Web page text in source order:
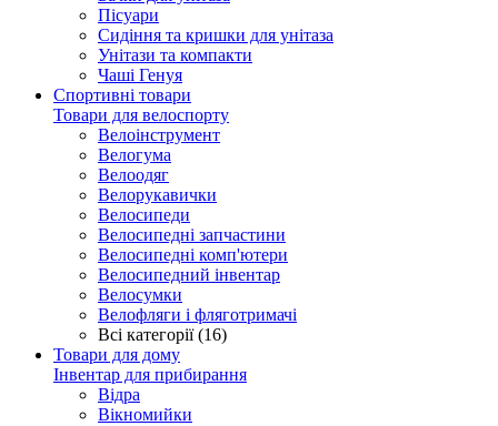
Пісуари
Сидіння та кришки для унітаза
Унітази та компакти
Чаші Генуя
Спортивні товари
Товари для велоспорту
Велоінструмент
Велогума
Велоодяг
Велорукавички
Велосипеди
Велосипедні запчастини
Велосипедні комп'ютери
Велосипедний інвентар
Велосумки
Велофляги і фляготримачі
Всі категорії (16)
Товари для дому
Інвентар для прибирання
Відра
Вікномийки